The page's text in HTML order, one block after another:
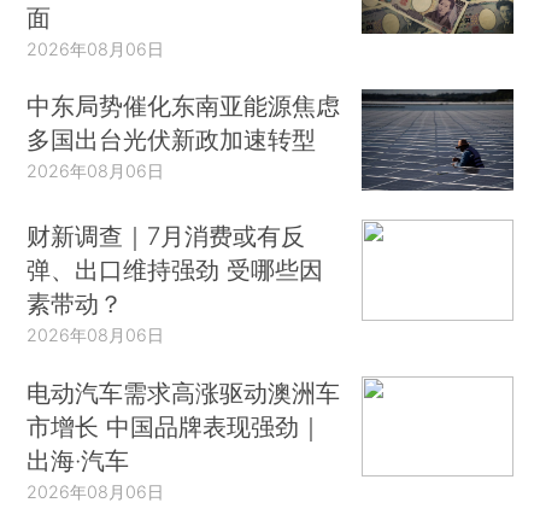
面
2026年08月06日
中东局势催化东南亚能源焦虑
多国出台光伏新政加速转型
2026年08月06日
财新调查｜7月消费或有反
弹、出口维持强劲 受哪些因
素带动？
2026年08月06日
电动汽车需求高涨驱动澳洲车
市增长 中国品牌表现强劲｜
出海·汽车
2026年08月06日